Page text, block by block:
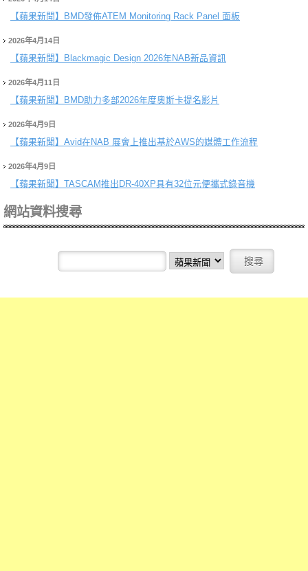
【蘋果新聞】 BMD發佈ATEM Monitoring Rack Panel 面板
2026年4月14日
【蘋果新聞】 Blackmagic Design 2026年NAB新品資訊
2026年4月11日
【蘋果新聞】 BMD助力多部2026年度奧斯卡提名影片
2026年4月9日
【蘋果新聞】 Avid在NAB 展會上推出基於AWS的媒體工作流程
2026年4月9日
【蘋果新聞】 TASCAM推出DR-40XP具有32位元便攜式錄音機
網站資料搜尋